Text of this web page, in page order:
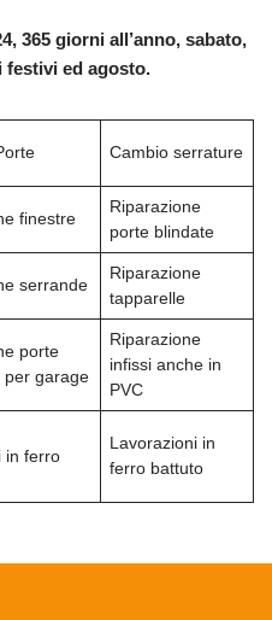
365 giorni all’anno, sabato,
festivi ed agosto.
Cambio serrature
finestre
Riparazione
porte blindate
serrande
Riparazione
tapparelle
porte
per garage
Riparazione
infissi anche in
PVC
in ferro
Lavorazioni in
ferro battuto